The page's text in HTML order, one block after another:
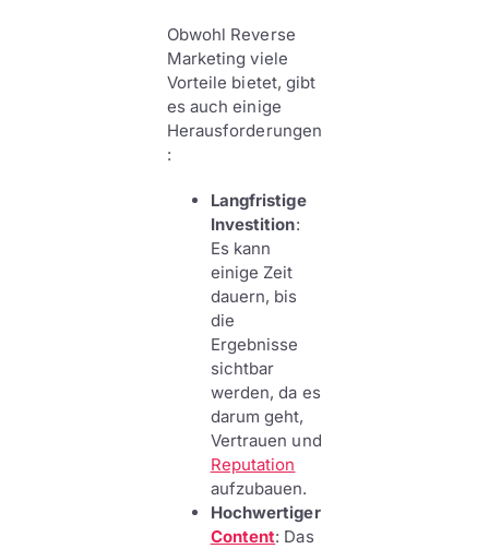
Obwohl Reverse
Marketing viele
Vorteile bietet, gibt
es auch einige
Herausforderungen
:
Langfristige
Investition:
Es kann
einige Zeit
dauern, bis
die
Ergebnisse
sichtbar
werden, da es
darum geht,
Vertrauen und
Reputation
aufzubauen.
Hochwertiger
Content: Das